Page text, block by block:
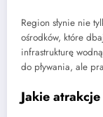
Region słynie nie
ośrodków, które
infrastrukturę
do pływania, ale
Jakie